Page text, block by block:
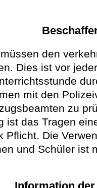
den
Dies ist vor
mit den
zu
ist das Tragen
Pflicht. Die
und Schüler ist